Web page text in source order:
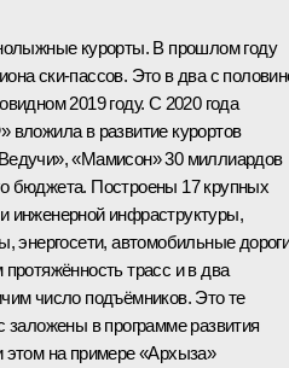
курорты. В прошлом году
ски-пассов. Это в два с
2019 году. С 2020 года
вложила в развитие курортов
«Мамисон» 30 миллиардов
бюджета. Построены 17 крупных
инженерной инфраструктуры,
энергосети, автомобильные
трасс и в два
число подъёмников. Это те
заложены в программе развития
этом на примере «Архыза»